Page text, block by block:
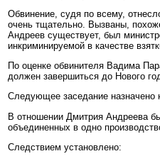
Обвинение, судя по всему,
очень тщательно. Вызваны,
Андреев существует, был
инкриминируемой в качестве
По оценке обвинителя Вадима
должен завершиться до Нового
Следующее заседание назначено
В отношении Дмитрия Андреева
объединенных в одно
Следствием установлено: